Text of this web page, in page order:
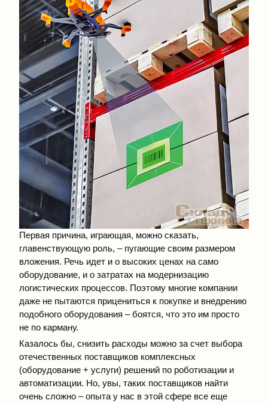
Первая причина, играющая, можно сказать,
главенствующую роль, – пугающие своим размером
вложения. Речь идет и о высоких ценах на само
оборудование, и о затратах на модернизацию
логистических процессов. Поэтому многие компании
даже не пытаются прицениться к покупке и внедрению
подобного оборудования – боятся, что это им просто
не по карману.
Казалось бы, снизить расходы можно за счет выбора
отечественных поставщиков комплексных
(оборудование + услуги) решений по роботизации и
автоматизации. Но, увы, таких поставщиков найти
очень сложно – опыта у нас в этой сфере все еще